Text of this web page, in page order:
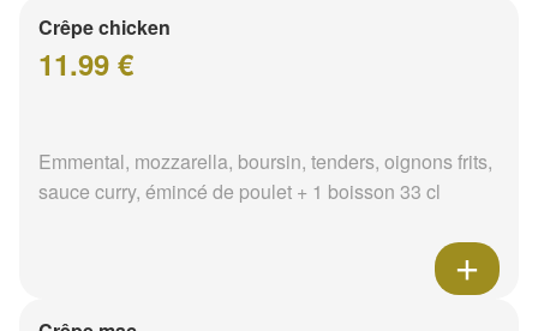
Crêpe chicken
11.99 €
Emmental, mozzarella, boursin, tenders, oignons frits,
sauce curry, émincé de poulet + 1 boisson 33 cl